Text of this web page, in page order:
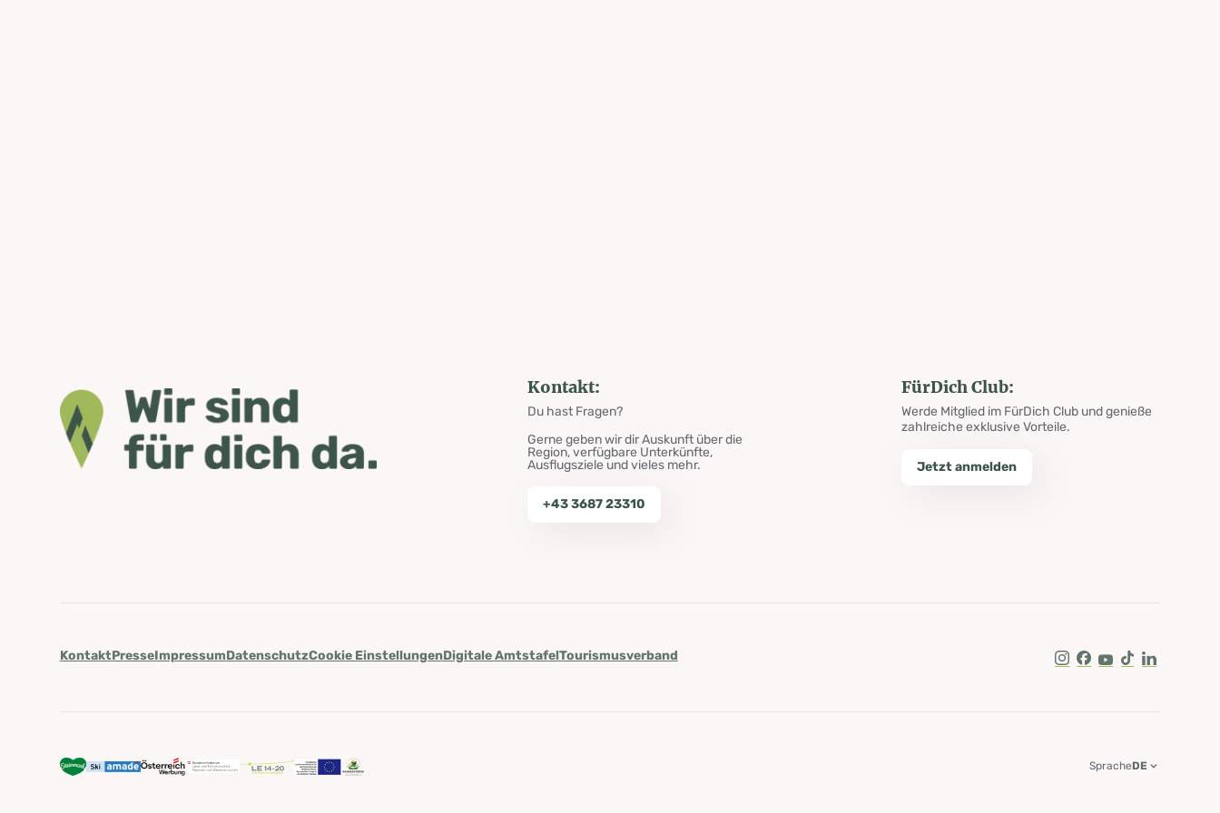
Kontakt:
Du hast Fragen?
Gerne geben wir dir Auskunft über die
Region, verfügbare Unterkünfte,
Ausflugsziele und vieles mehr.
+43 3687 23310
FürDich Club:
Werde Mitglied im FürDich Club und genieße
zahlreiche exklusive Vorteile.
Jetzt anmelden
KontaktPresseImpressumDatenschutzCookie EinstellungenDigitale AmtstafelTourismusverband
Instagram
Facebook
Youtube
Tik TokLinkedIn
SpracheDE